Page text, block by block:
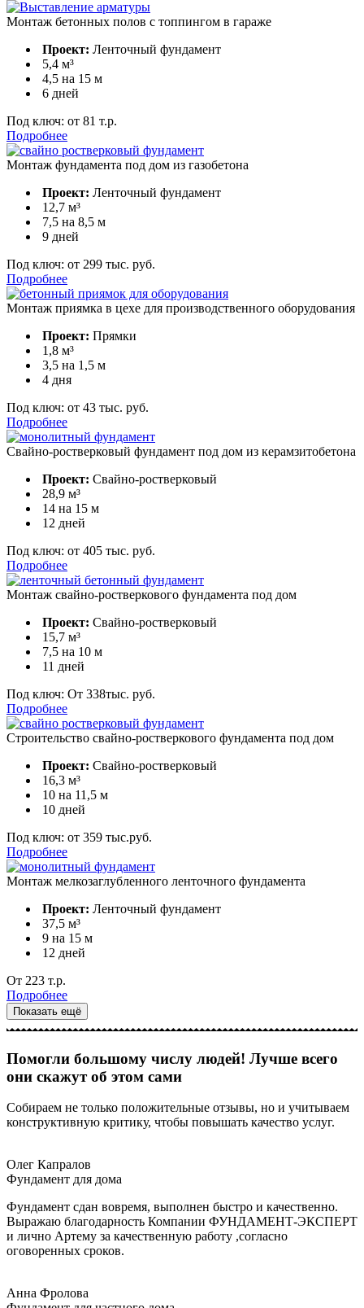
Монтаж бетонных полов с топпингом в гараже
Проект: Ленточный фундамент
5,4 м³
4,5 на 15 м
6 дней
Под ключ: от 81 т.р.
Подробнее
Монтаж фундамента под дом из газобетона
Проект: Ленточный фундамент
12,7 м³
7,5 на 8,5 м
9 дней
Под ключ: от 299 тыс. руб.
Подробнее
Монтаж приямка в цехе для производственного оборудования
Проект: Прямки
1,8 м³
3,5 на 1,5 м
4 дня
Под ключ: от 43 тыс. руб.
Подробнее
Свайно-ростверковый фундамент под дом из керамзитобетона
Проект: Свайно-ростверковый
28,9 м³
14 на 15 м
12 дней
Под ключ: от 405 тыс. руб.
Подробнее
Монтаж свайно-ростверкового фундамента под дом
Проект: Свайно-ростверковый
15,7 м³
7,5 на 10 м
11 дней
Под ключ: От 338тыс. руб.
Подробнее
Строительство свайно-ростверкового фундамента под дом
Проект: Свайно-ростверковый
16,3 м³
10 на 11,5 м
10 дней
Под ключ: от 359 тыс.руб.
Подробнее
Монтаж мелкозаглубленного ленточного фундамента
Проект: Ленточный фундамент
37,5 м³
9 на 15 м
12 дней
От 223 т.р.
Подробнее
Показать ещё
Помогли большому числу людей! Лучше всего
они скажут об этом сами
Собираем не только положительные отзывы, но и учитываем
конструктивную критику, чтобы повышать качество услуг.
Олег Капралов
Фундамент для дома
Фундамент сдан вовремя, выполнен быстро и качественно.
Выражаю благодарность Компании ФУНДАМЕНТ-ЭКСПЕРТ
и лично Артему за качественную работу ,согласно
оговоренных сроков.
Анна Фролова